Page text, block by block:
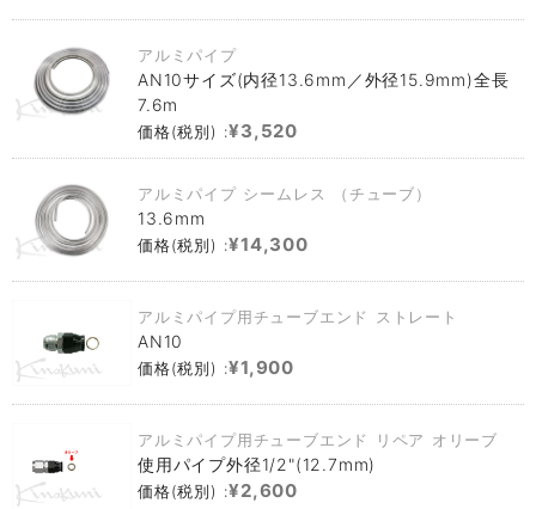
アルミパイプ
AN10サイズ(内径13.6mm／外径15.9mm)全長
7.6m
価格(税別) :¥3,520
アルミパイプ シームレス （チューブ）
13.6mm
価格(税別) :¥14,300
アルミパイプ用チューブエンド ストレート
AN10
価格(税別) :¥1,900
アルミパイプ用チューブエンド リペア オリーブ
使用パイプ外径1/2"(12.7mm)
価格(税別) :¥2,600